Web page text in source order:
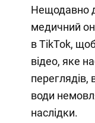
Нещодавно
медичний
в TikTok,
відео, яке
переглядів,
води
наслідки.